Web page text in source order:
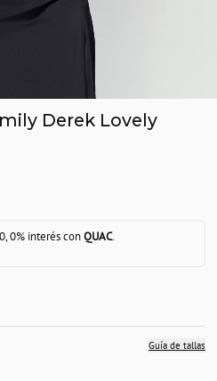
Derek Lovely
0% interés conQUAC.
Guía de tallas